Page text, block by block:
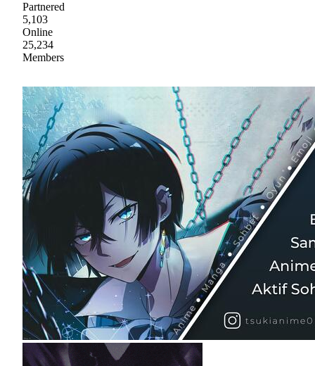
Partnered
5,103
Online
25,234
Members